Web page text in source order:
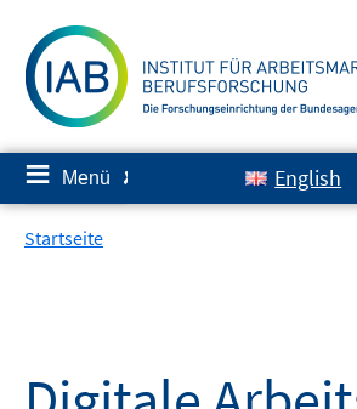
zum
Inhalt
≡ Menü ✘ English
Startseite